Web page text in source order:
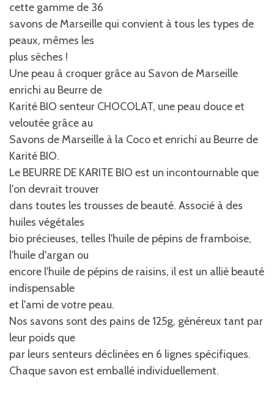
cette gamme de 36
savons de Marseille qui convient à tous les types de
peaux, mêmes les
plus sèches !
Une peau à croquer grâce au Savon de Marseille
enrichi au Beurre de
Karité BIO senteur CHOCOLAT, une peau douce et
veloutée grâce au
Savons de Marseille à la Coco et enrichi au Beurre de
Karité BIO.
Le BEURRE DE KARITE BIO est un incontournable que
l'on devrait trouver
dans toutes les trousses de beauté. Associé à des
huiles végétales
bio précieuses, telles l'huile de pépins de framboise,
l'huile d'argan ou
encore l'huile de pépins de raisins, il est un allié beauté
indispensable
et l'ami de votre peau.
Nos savons sont des pains de 125g, généreux tant par
leur poids que
par leurs senteurs déclinées en 6 lignes spécifiques.
Chaque savon est emballé individuellement.